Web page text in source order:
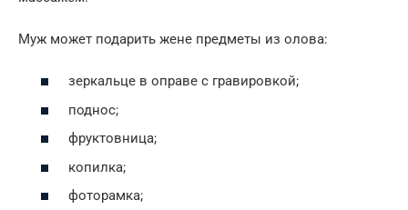
Муж может подарить жене предметы из олова:
зеркальце в оправе с гравировкой;
поднос;
фруктовница;
копилка;
фоторамка;